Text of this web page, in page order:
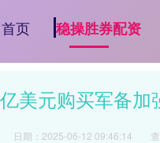
首页 稳操胜券配资
美元购买军备加
日期：2025-06-12 09:46:14